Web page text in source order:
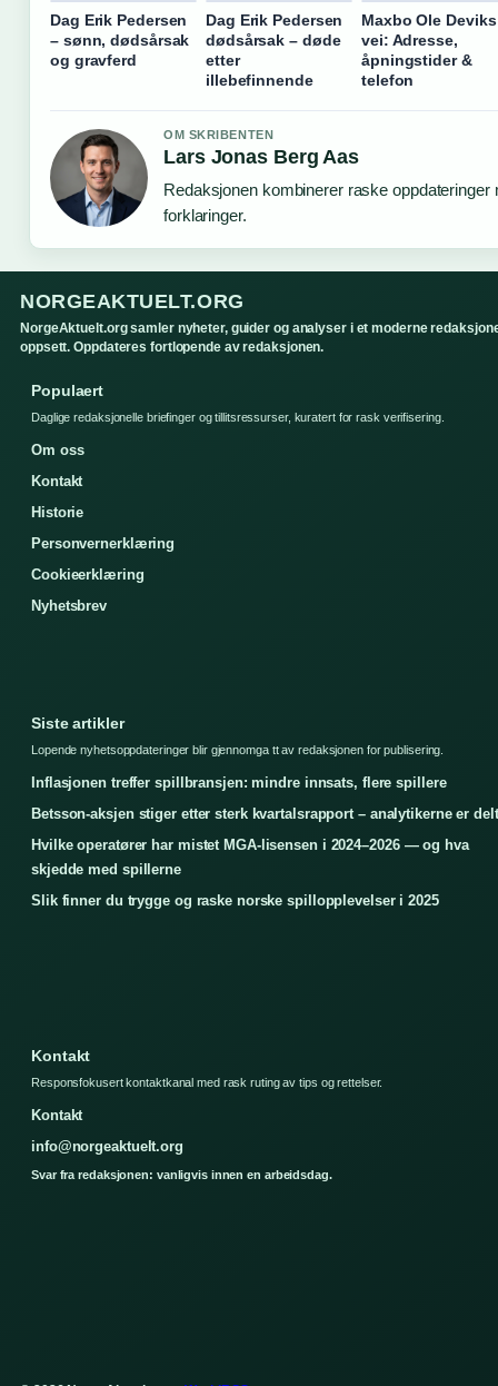
Dag Erik Pedersen
– sønn, dødsårsak
og gravferd
Dag Erik Pedersen
dødsårsak – døde
etter
illebefinnende
Maxbo Ole Deviks
vei: Adresse,
åpningstider &
telefon
OM SKRIBENTEN
Lars Jonas Berg Aas
Redaksjonen kombinerer raske oppdateringer
forklaringer.
NORGEAKTUELT.ORG
NorgeAktuelt.org samler nyheter, guider og analyser i et moderne
oppsett. Oppdateres fortlopende av redaksjonen.
Populaert
Daglige redaksjonelle briefinger og tillitsressurser, kuratert for rask verifisering.
Om oss
Kontakt
Historie
Personvernerklæring
Cookieerklæring
Nyhetsbrev
Siste artikler
Lopende nyhetsoppdateringer blir gjennomga tt av redaksjonen for publisering.
Inflasjonen treffer spillbransjen: mindre innsats, flere spillere
Betsson-aksjen stiger etter sterk kvartalsrapport – analytikerne er delt
Hvilke operatører har mistet MGA-lisensen i 2024–2026 — og hva
skjedde med spillerne
Slik finner du trygge og raske norske spillopplevelser i 2025
Kontakt
Responsfokusert kontaktkanal med rask ruting av tips og rettelser.
Kontakt
info@norgeaktuelt.org
Svar fra redaksjonen: vanligvis innen en arbeidsdag.